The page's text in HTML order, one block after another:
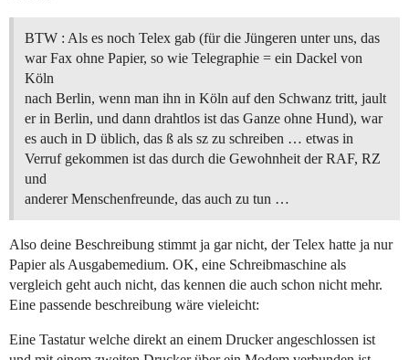
BTW : Als es noch Telex gab (für die Jüngeren unter uns, das
war Fax ohne Papier, so wie Telegraphie = ein Dackel von
Köln
nach Berlin, wenn man ihn in Köln auf den Schwanz tritt, jault
er in Berlin, und dann drahtlos ist das Ganze ohne Hund), war
es auch in D üblich, das ß als sz zu schreiben … etwas in
Verruf gekommen ist das durch die Gewohnheit der RAF, RZ
und
anderer Menschenfreunde, das auch zu tun …
Also deine Beschreibung stimmt ja gar nicht, der Telex hatte ja nur
Papier als Ausgabemedium. OK, eine Schreibmaschine als
vergleich geht auch nicht, das kennen die auch schon nicht mehr.
Eine passende beschreibung wäre vieleicht:
Eine Tastatur welche direkt an einem Drucker angeschlossen ist